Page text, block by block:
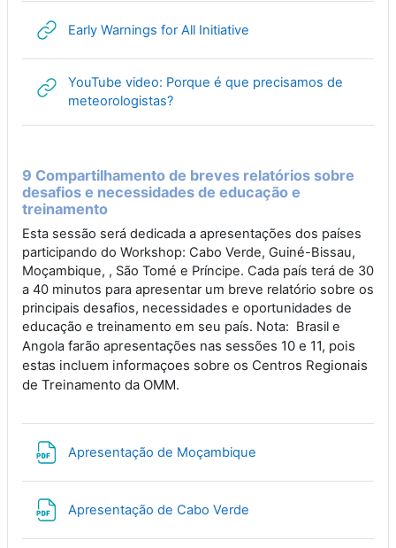
Early Warnings for All Initiative
YouTube video: Porque é que precisamos de
meteorologistas?URL
9 Compartilhamento de breves relatórios sobre
desafios e necessidades de educação e
treinamento
Esta sessão será dedicada a apresentações dos países
participando do Workshop: Cabo Verde, Guiné-Bissau,
Moçambique, , São Tomé e Príncipe. Cada país terá de 30
a 40 minutos para apresentar um breve relatório sobre os
principais desafios, necessidades e oportunidades de
educação e treinamento em seu país. Nota: Brasil e
Angola farão apresentações nas sessões 10 e 11, pois
estas incluem informaçoes sobre os Centros Regionais
de Treinamento da OMM.
Apresentação de Moçambique
Apresentação de Cabo Verde